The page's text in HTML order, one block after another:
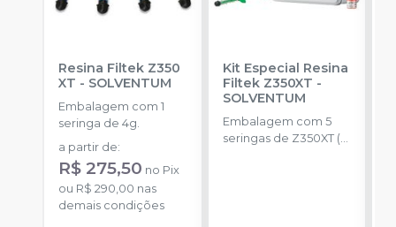
Resina Filtek Z350
XT - SOLVENTUM
Embalagem com 1
seringa de 4g.
a partir de:
R$ 275,50 no Pix
ou R$ 290,00 nas
demais condições
Kit Especial Resina
Filtek Z350XT -
SOLVENTUM
Embalagem com 5
seringas de Z350XT (